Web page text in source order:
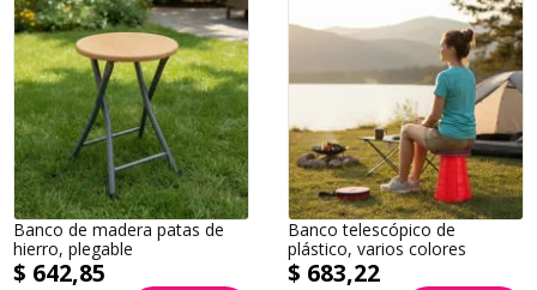
Banco de madera patas de
hierro, plegable
$ 642,85
Banco telescópico de
plástico, varios colores
$ 683,22